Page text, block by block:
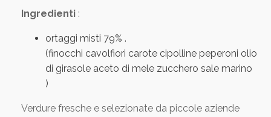
Ingredienti :
ortaggi misti 79% .
(finocchi cavolfiori carote cipolline peperoni olio
di girasole aceto di mele zucchero sale marino
)
Verdure fresche e selezionate da piccole aziende